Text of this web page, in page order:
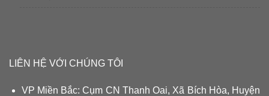
LIÊN HỆ VỚI CHÚNG TÔI
VP Miền Bắc: Cụm CN Thanh Oai, Xã Bích Hòa, Huyện